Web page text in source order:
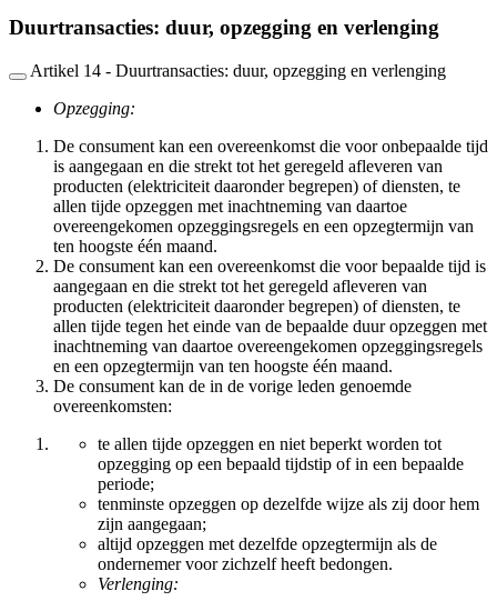
Duurtransacties: duur, opzegging en verlenging
Artikel 14 - Duurtransacties: duur, opzegging en verlenging
Opzegging:
De consument kan een overeenkomst die voor onbepaalde tijd
is aangegaan en die strekt tot het geregeld afleveren van
producten (elektriciteit daaronder begrepen) of diensten, te
allen tijde opzeggen met inachtneming van daartoe
overeengekomen opzeggingsregels en een opzegtermijn van
ten hoogste één maand.
De consument kan een overeenkomst die voor bepaalde tijd is
aangegaan en die strekt tot het geregeld afleveren van
producten (elektriciteit daaronder begrepen) of diensten, te
allen tijde tegen het einde van de bepaalde duur opzeggen met
inachtneming van daartoe overeengekomen opzeggingsregels
en een opzegtermijn van ten hoogste één maand.
De consument kan de in de vorige leden genoemde
overeenkomsten:
te allen tijde opzeggen en niet beperkt worden tot
opzegging op een bepaald tijdstip of in een bepaalde
periode;
tenminste opzeggen op dezelfde wijze als zij door hem
zijn aangegaan;
altijd opzeggen met dezelfde opzegtermijn als de
ondernemer voor zichzelf heeft bedongen.
Verlenging: